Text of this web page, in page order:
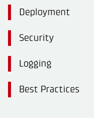
Deployment
Security
Logging
Best Practices